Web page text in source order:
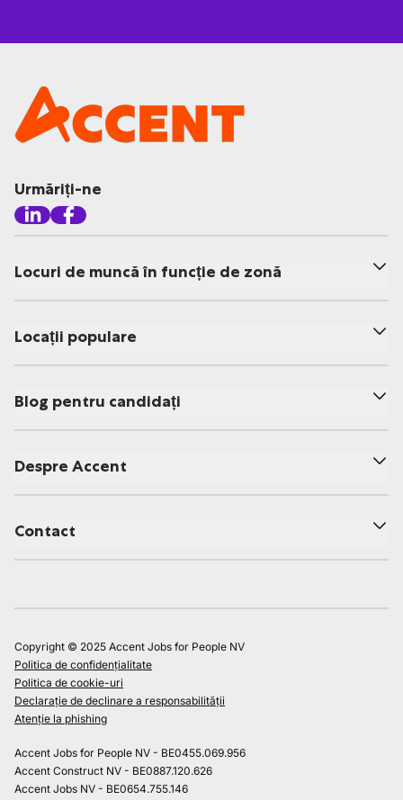
Urmăriți-ne
Locuri de muncă în funcție de zonă
Locații populare
Blog pentru candidați
Despre Accent
Contact
Copyright © 2025 Accent Jobs for People NV
Politica de confidențialitate
Politica de cookie-uri
Declarație de declinare a responsabilității
Atenție la phishing
Accent Jobs for People NV - BE0455.069.956
Accent Construct NV - BE0887.120.626
Accent Jobs NV - BE0654.755.146